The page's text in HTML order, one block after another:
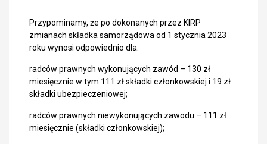
Przypominamy, że po dokonanych przez KIRP
zmianach składka samorządowa od 1 stycznia 2023
roku wynosi odpowiednio dla:
radców prawnych wykonujących zawód – 130 zł
miesięcznie w tym 111 zł składki członkowskiej i 19 zł
składki ubezpieczeniowej;
radców prawnych niewykonujących zawodu – 111 zł
miesięcznie (składki członkowskiej);